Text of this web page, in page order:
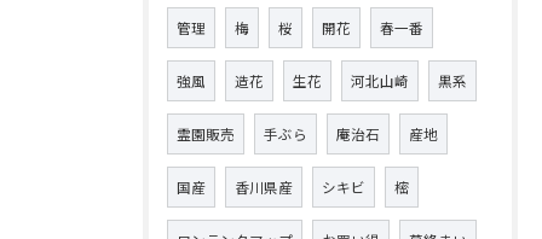
管理 梅 桜 開花 春一番
強風 造花 生花 河北山崎 黒系
霊園販売 手ぶら 庵治石 産地
国産 香川県産 シキビ 樒